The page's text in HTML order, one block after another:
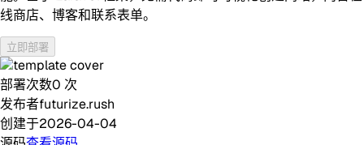
线商店、博客和联系表单。
立即部署
部署次数0 次
发布者futurize.rush
创建于2026-04-04